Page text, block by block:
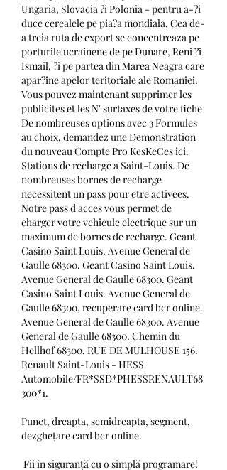
Ungaria, Slovacia ?i Polonia - pentru a-?i
duce cerealele pe pia?a mondiala. Cea de-
a treia ruta de export se concentreaza pe
porturile ucrainene de pe Dunare, Reni ?i
Ismail, ?i pe partea din Marea Neagra care
apar?ine apelor teritoriale ale Romaniei.
Vous pouvez maintenant supprimer les
publicites et les N' surtaxes de votre fiche
De nombreuses options avec 3 Formules
au choix, demandez une Demonstration
du nouveau Compte Pro KesKeCes ici.
Stations de recharge a Saint-Louis. De
nombreuses bornes de recharge
necessitent un pass pour etre activees.
Notre pass d'acces vous permet de
charger votre vehicule electrique sur un
maximum de bornes de recharge. Geant
Casino Saint Louis. Avenue General de
Gaulle 68300. Geant Casino Saint Louis.
Avenue General de Gaulle 68300. Geant
Casino Saint Louis. Avenue General de
Gaulle 68300, recuperare card bcr online.
Avenue General de Gaulle 68300. Avenue
General de Gaulle 68300. Chemin du
Hellhof 68300. RUE DE MULHOUSE 156.
Renault Saint-Louis - HESS
Automobile/FR*SSD*PHESSRENAULT68
300*1.
Punct, dreapta, semidreapta, segment,
dezghețare card bcr online.